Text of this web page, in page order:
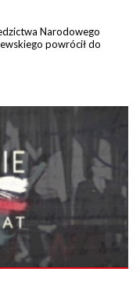
Narodowego
powrócił do